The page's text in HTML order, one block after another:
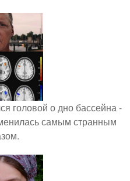
головой о дно бассейна -
самым странным